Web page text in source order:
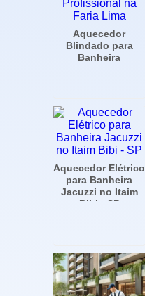
Aquecedor
Blindado para
Banheira
Profissional na
Aquecedor Elétrico
para Banheira
Jacuzzi no Itaim
Bibi - SP